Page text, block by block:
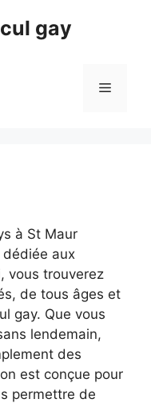
gay
Menu
à St Maur
dédiée aux
vous trouverez
de tous âges et
gay. Que vous
lendemain,
des
est conçue pour
permettre de